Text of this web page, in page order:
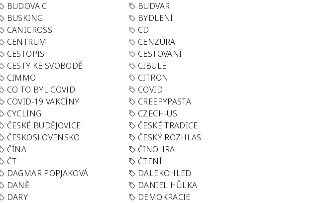
BUDOVA C
BUDVAR
BUSKING
BYDLENÍ
CANICROSS
CD
CENTRUM
CENZURA
CESTOPIS
CESTOVÁNÍ
CESTY KE SVOBODĚ
CIBULE
CIMMO
CITRON
CO TO BYL COVID
COVID
COVID-19 VAKCÍNY
CREEPYPASTA
CYCLING
CZECH-US
ČESKÉ BUDĚJOVICE
ČESKÉ TRADICE
ČESKOSLOVENSKO
ČESKÝ ROZHLAS
ČÍNA
ČINOHRA
ČT
ČTENÍ
DAGMAR POPJAKOVÁ
DALEKOHLED
DANĚ
DANIEL HŮLKA
DARY
DEMOKRACIE